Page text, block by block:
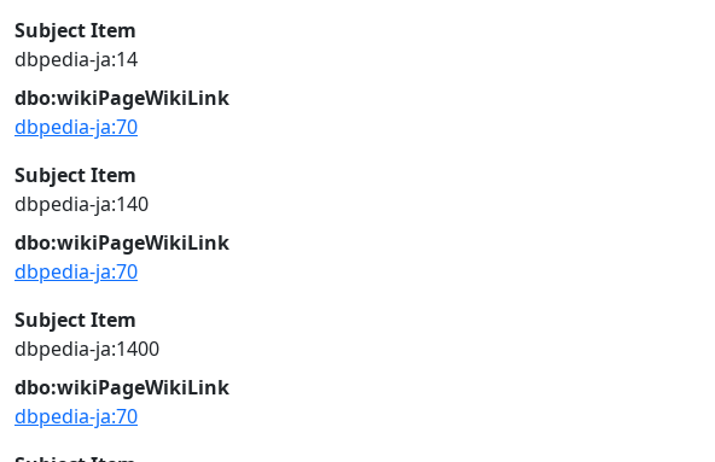
Subject Item
dbpedia-ja:14
dbo:wikiPageWikiLink
dbpedia-ja:70
Subject Item
dbpedia-ja:140
dbo:wikiPageWikiLink
dbpedia-ja:70
Subject Item
dbpedia-ja:1400
dbo:wikiPageWikiLink
dbpedia-ja:70